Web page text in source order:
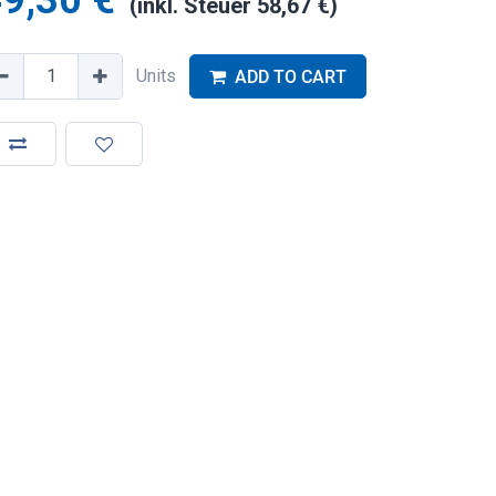
(inkl. Steuer 58,67 €)
Units ADD TO CART